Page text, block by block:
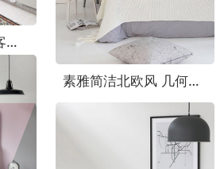
通透阁楼北欧风小客厅布置图
素雅简洁北欧风 几何床品效果图